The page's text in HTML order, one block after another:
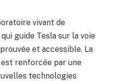
vivant de
guide Tesla sur la voie
et accessible. La
renforcée par une
technologies